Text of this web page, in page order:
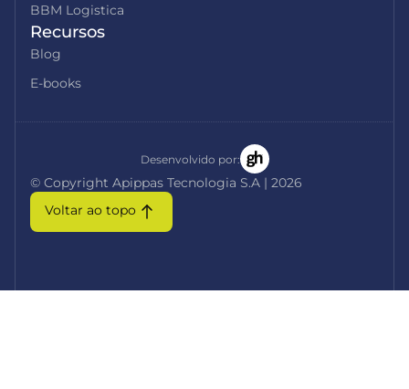
BBM Logistica
Recursos
Blog
E-books
Desenvolvido por:
© Copyright Apippas Tecnologia S.A | 2026
Voltar ao topo